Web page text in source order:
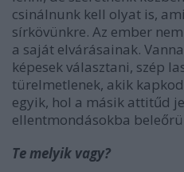
csinálnunk kell olyat is,
sírkövünkre. Az ember
a saját elvárásainak.
képesek választani, szép
türelmetlenek, akik
egyik, hol a másik attitűd
ellentmondásokba
Te melyik vagy?